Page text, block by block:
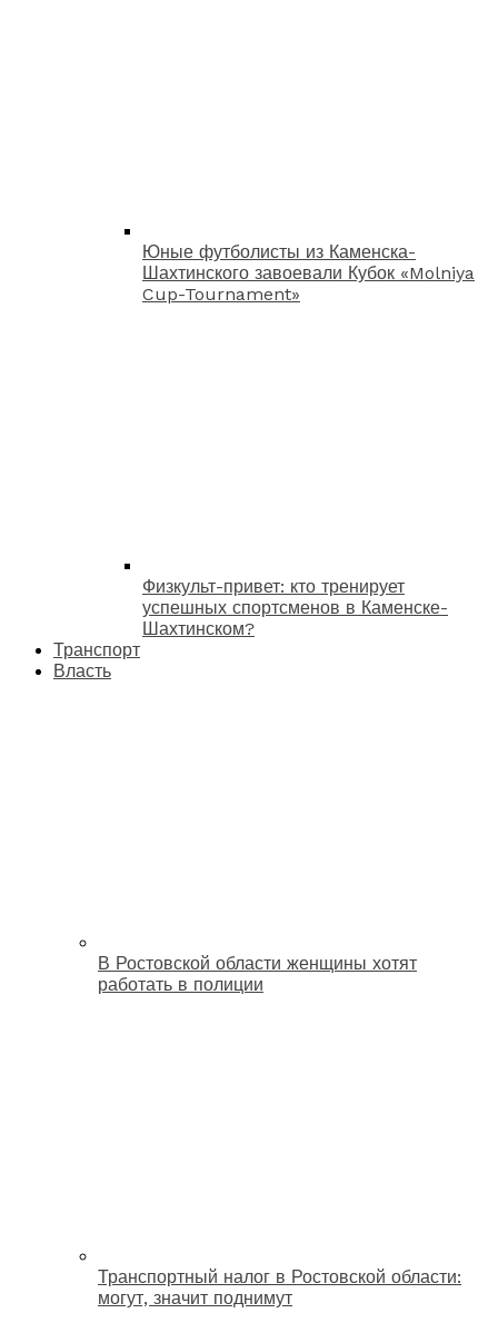
Юные футболисты из Каменска-
Шахтинского завоевали Кубок «Molniya
Cup-Tournament»
Физкульт-привет: кто тренирует
успешных спортсменов в Каменске-
Шахтинском?
Транспорт
Власть
В Ростовской области женщины хотят
работать в полиции
Транспортный налог в Ростовской области:
могут, значит поднимут